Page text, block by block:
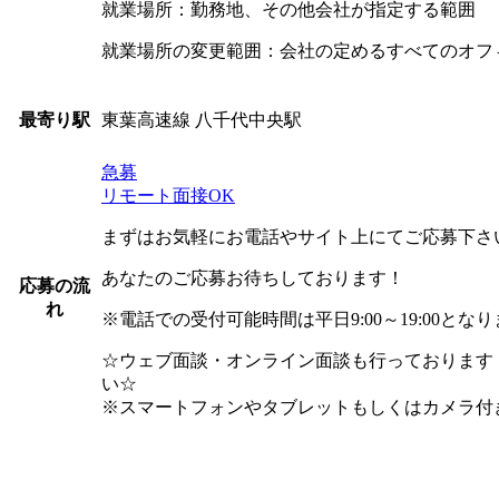
就業場所：勤務地、その他会社が指定する範囲
就業場所の変更範囲：会社の定めるすべてのオフ
最寄り駅 東葉高速線 八千代中央駅
応募の流
れ
急募
リモート面接OK
まずはお気軽にお電話やサイト上にてご応募下さ
あなたのご応募お待ちしております！
※電話での受付可能時間は平日9:00～19:00となり
☆ウェブ面談・オンライン面談も行っておりま
い☆
※スマートフォンやタブレットもしくはカメラ付